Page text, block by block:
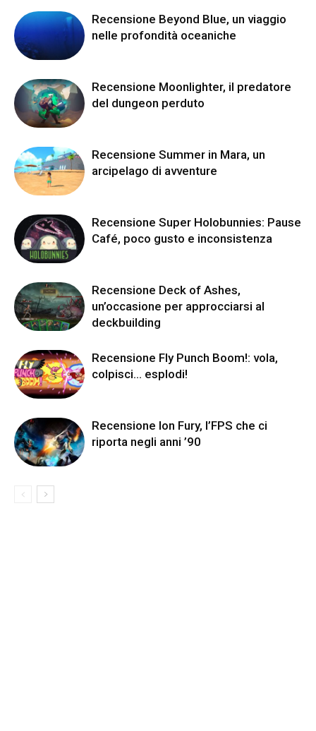
Recensione Beyond Blue, un viaggio
nelle profondità oceaniche
Recensione Moonlighter, il predatore
del dungeon perduto
Recensione Summer in Mara, un
arcipelago di avventure
Recensione Super Holobunnies: Pause
Café, poco gusto e inconsistenza
Recensione Deck of Ashes,
un’occasione per approcciarsi al
deckbuilding
Recensione Fly Punch Boom!: vola,
colpisci… esplodi!
Recensione Ion Fury, l’FPS che ci
riporta negli anni ’90